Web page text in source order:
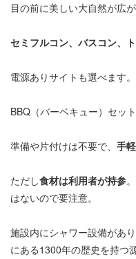
目の前に美しい大自然が広
セミフルコン、バスコン、
電源ありサイトも選べます。
BBQ（バーベキュー）セッ
準備や片付けは不要で、 手
ただし食材は利用者が持参
はないので要注意。
施設内にシャワー設備があ
にある1300年の歴史を持つ